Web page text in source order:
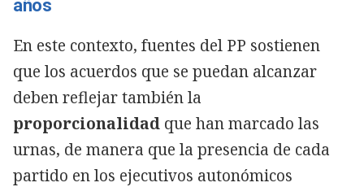
años
En este contexto, fuentes del PP sostienen
que los acuerdos que se puedan alcanzar
deben reflejar también la
proporcionalidad que han marcado las
urnas, de manera que la presencia de cada
partido en los ejecutivos autonómicos